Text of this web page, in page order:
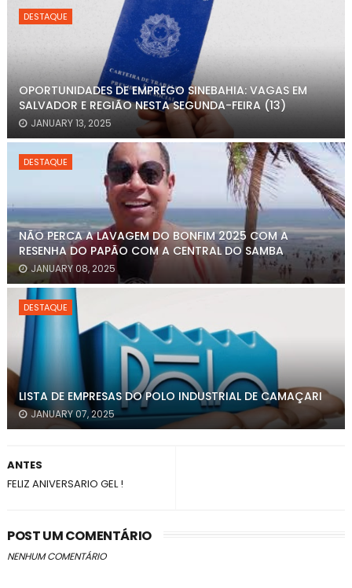
DESTAQUE
OPORTUNIDADES DE EMPREGO SINEBAHIA: VAGAS EM
SALVADOR E REGIÃO NESTA SEGUNDA-FEIRA (13)
JANUARY 13, 2025
DESTAQUE
NÃO PERCA A LAVAGEM DO BONFIM 2025 COM A
RESENHA DO PAPÃO COM A CENTRAL DO SAMBA
JANUARY 08, 2025
DESTAQUE
LISTA DE EMPRESAS DO POLO INDUSTRIAL DE CAMAÇARI
JANUARY 07, 2025
ANTES
FELIZ ANIVERSARIO GEL !
POST UM COMENTÁRIO
NENHUM COMENTÁRIO